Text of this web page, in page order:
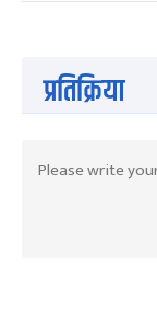
प्रतिक्रिया